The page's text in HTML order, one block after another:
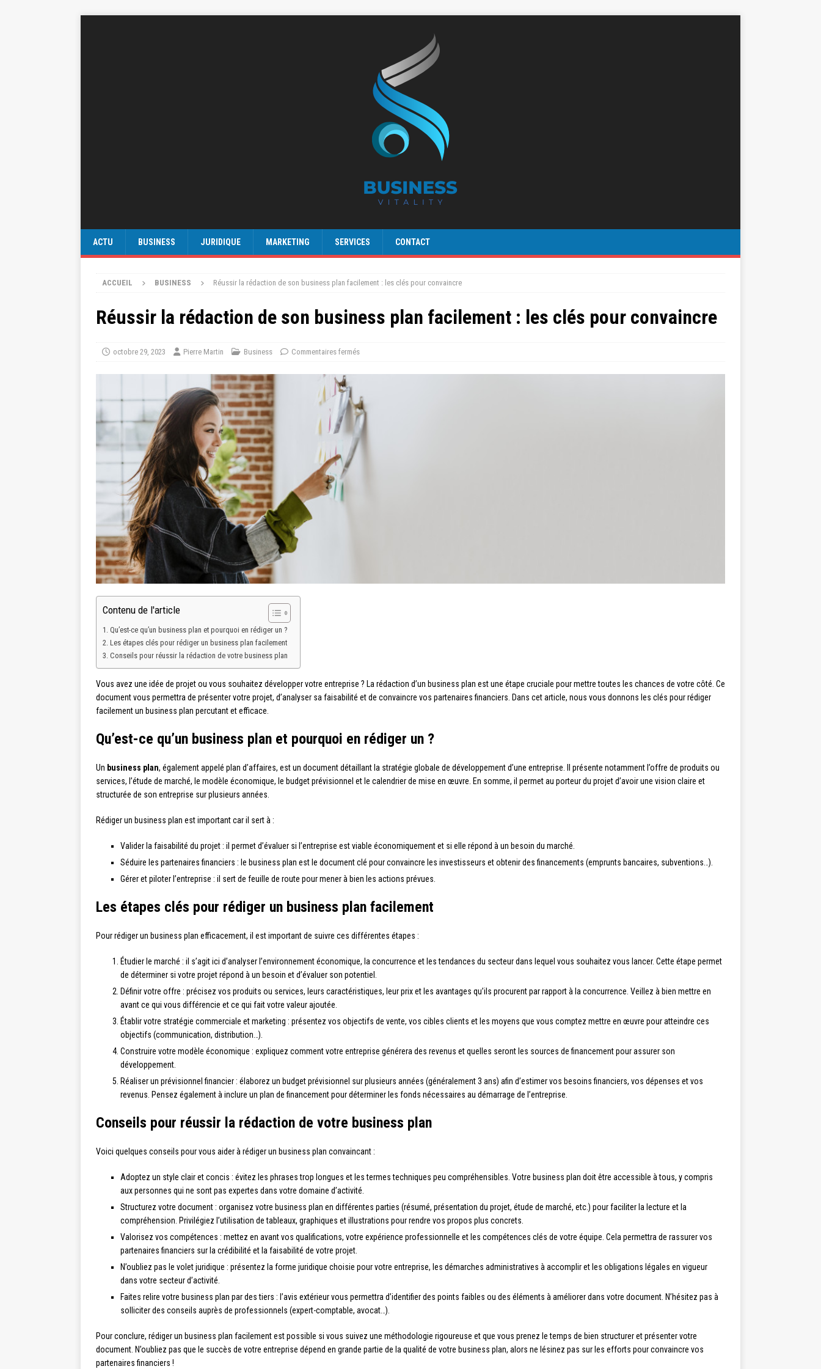
ACTU BUSINESS JURIDIQUE MARKETING SERVICES CONTACT
ACCUEIL BUSINESS Réussir la rédaction de son business plan facilement : les clés pour convaincre
Réussir la rédaction de son business plan facilement : les clés pour convaincre
octobre 29, 2023 Pierre Martin Business Commentaires fermés
Contenu de l'article
Qu’est-ce qu’un business plan et pourquoi en rédiger un ?
Les étapes clés pour rédiger un business plan facilement
Conseils pour réussir la rédaction de votre business plan
Vous avez une idée de projet ou vous souhaitez développer votre entreprise ? La rédaction d’un business plan est une étape cruciale pour mettre toutes les chances de votre côté. Ce
document vous permettra de présenter votre projet, d’analyser sa faisabilité et de convaincre vos partenaires financiers. Dans cet article, nous vous donnons les clés pour rédiger
facilement un business plan percutant et efficace.
Qu’est-ce qu’un business plan et pourquoi en rédiger un ?
Un business plan, également appelé plan d’affaires, est un document détaillant la stratégie globale de développement d’une entreprise. Il présente notamment l’offre de produits ou
services, l’étude de marché, le modèle économique, le budget prévisionnel et le calendrier de mise en œuvre. En somme, il permet au porteur du projet d’avoir une vision claire et
structurée de son entreprise sur plusieurs années.
Rédiger un business plan est important car il sert à :
Valider la faisabilité du projet : il permet d’évaluer si l’entreprise est viable économiquement et si elle répond à un besoin du marché.
Séduire les partenaires financiers : le business plan est le document clé pour convaincre les investisseurs et obtenir des financements (emprunts bancaires, subventions…).
Gérer et piloter l’entreprise : il sert de feuille de route pour mener à bien les actions prévues.
Les étapes clés pour rédiger un business plan facilement
Pour rédiger un business plan efficacement, il est important de suivre ces différentes étapes :
Étudier le marché : il s’agit ici d’analyser l’environnement économique, la concurrence et les tendances du secteur dans lequel vous souhaitez vous lancer. Cette étape permet
de déterminer si votre projet répond à un besoin et d’évaluer son potentiel.
Définir votre offre : précisez vos produits ou services, leurs caractéristiques, leur prix et les avantages qu’ils procurent par rapport à la concurrence. Veillez à bien mettre en
avant ce qui vous différencie et ce qui fait votre valeur ajoutée.
Établir votre stratégie commerciale et marketing : présentez vos objectifs de vente, vos cibles clients et les moyens que vous comptez mettre en œuvre pour atteindre ces
objectifs (communication, distribution…).
Construire votre modèle économique : expliquez comment votre entreprise générera des revenus et quelles seront les sources de financement pour assurer son
développement.
Réaliser un prévisionnel financier : élaborez un budget prévisionnel sur plusieurs années (généralement 3 ans) afin d’estimer vos besoins financiers, vos dépenses et vos
revenus. Pensez également à inclure un plan de financement pour déterminer les fonds nécessaires au démarrage de l’entreprise.
Conseils pour réussir la rédaction de votre business plan
Voici quelques conseils pour vous aider à rédiger un business plan convaincant :
Adoptez un style clair et concis : évitez les phrases trop longues et les termes techniques peu compréhensibles. Votre business plan doit être accessible à tous, y compris
aux personnes qui ne sont pas expertes dans votre domaine d’activité.
Structurez votre document : organisez votre business plan en différentes parties (résumé, présentation du projet, étude de marché, etc.) pour faciliter la lecture et la
compréhension. Privilégiez l’utilisation de tableaux, graphiques et illustrations pour rendre vos propos plus concrets.
Valorisez vos compétences : mettez en avant vos qualifications, votre expérience professionnelle et les compétences clés de votre équipe. Cela permettra de rassurer vos
partenaires financiers sur la crédibilité et la faisabilité de votre projet.
N’oubliez pas le volet juridique : présentez la forme juridique choisie pour votre entreprise, les démarches administratives à accomplir et les obligations légales en vigueur
dans votre secteur d’activité.
Faites relire votre business plan par des tiers : l’avis extérieur vous permettra d’identifier des points faibles ou des éléments à améliorer dans votre document. N’hésitez pas à
solliciter des conseils auprès de professionnels (expert-comptable, avocat…).
Pour conclure, rédiger un business plan facilement est possible si vous suivez une méthodologie rigoureuse et que vous prenez le temps de bien structurer et présenter votre
document. N’oubliez pas que le succès de votre entreprise dépend en grande partie de la qualité de votre business plan, alors ne lésinez pas sur les efforts pour convaincre vos
partenaires financiers !